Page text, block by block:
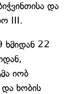
და
III.
ხმიდან 22
იობ
ხობის